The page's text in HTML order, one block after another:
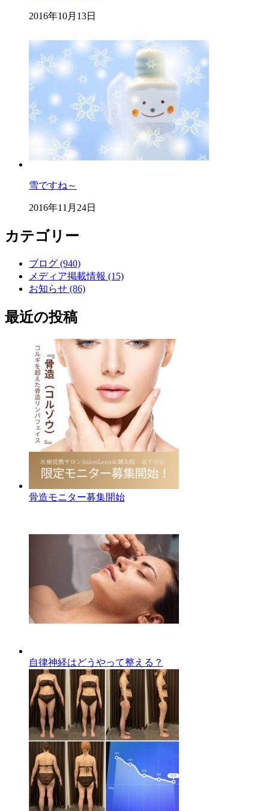
2016年10月13日
雪ですね～
2016年11月24日
カテゴリー
ブログ (940)
メディア掲載情報 (15)
お知らせ (86)
最近の投稿
骨造モニター募集開始
自律神経はどうやって整える？